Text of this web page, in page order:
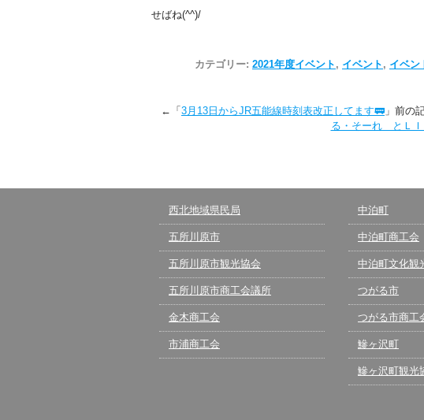
せばね(^^)/
カテゴリー: 2021年度イベント , イベント , イベン
←「 3月13日からJR五能線時刻表改正してます🚃 」前
る・そーれ とＬＩ
西北地域県民局
五所川原市
五所川原市観光協会
五所川原市商工会議所
金木商工会
市浦商工会
中泊町
中泊町商工会
中泊町文化観
つがる市
つがる市商工
鰺ヶ沢町
鰺ヶ沢町観光